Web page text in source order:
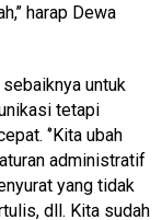
harap Dewa
untuk
tetapi
‘’Kita ubah
administratif
yang tidak
dll. Kita sudah